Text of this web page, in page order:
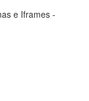
e Iframes -